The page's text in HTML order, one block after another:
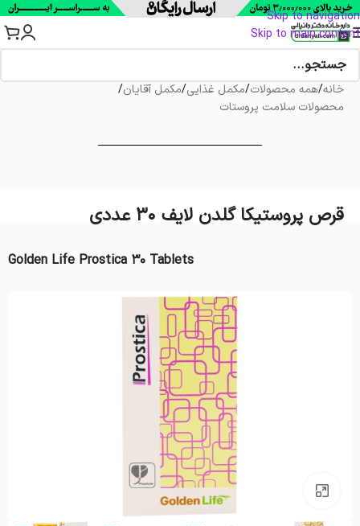
Skip to navigation
Skip to main content
خانه/همه محصولات/مکمل غذایی/مکمل آقایان/
محصولات سلامت پروستات
قرص پروستیکا گلدن لایف 30 عددی
Golden Life Prostica 30 Tablets
بزرگنمایی تصویر